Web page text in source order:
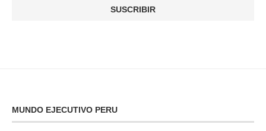
MUNDO EJECUTIVO PERU